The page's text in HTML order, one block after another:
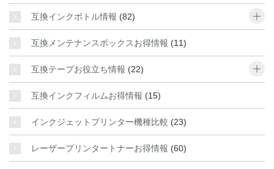
互換インクボトル情報 (82)
互換メンテナンスボックスお得情報 (11)
互換テープお役立ち情報 (22)
互換インクフィルムお得情報 (15)
インクジェットプリンター機種比較 (23)
レーザープリンタートナーお得情報 (60)